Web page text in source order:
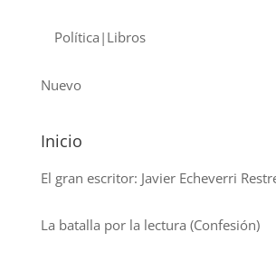
Política|Libros
Nuevo
Inicio
El gran escritor: Javier Echeverri
La batalla por la lectura (Confesión)